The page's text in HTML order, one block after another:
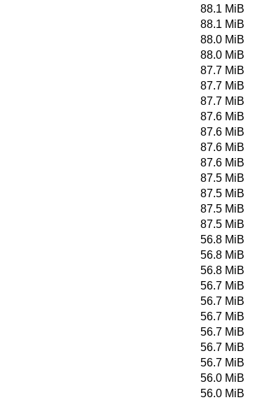
88.1 MiB
88.1 MiB
88.0 MiB
88.0 MiB
87.7 MiB
87.7 MiB
87.7 MiB
87.6 MiB
87.6 MiB
87.6 MiB
87.6 MiB
87.5 MiB
87.5 MiB
87.5 MiB
87.5 MiB
56.8 MiB
56.8 MiB
56.8 MiB
56.7 MiB
56.7 MiB
56.7 MiB
56.7 MiB
56.7 MiB
56.7 MiB
56.0 MiB
56.0 MiB